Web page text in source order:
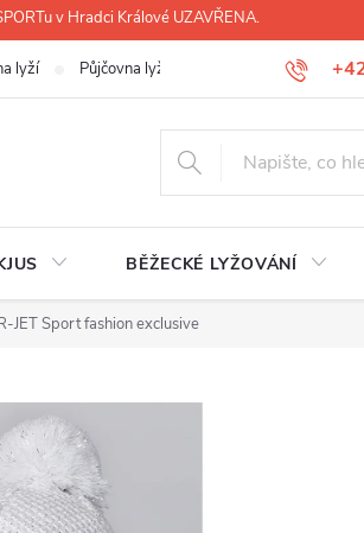
v Hradci Králové UZAVŘENA.
lyží Půjčovna lyží, lyžáků, běžek
BĚŽECKÉ LYŽOVÁNÍ
JET Sport fashion exclusive